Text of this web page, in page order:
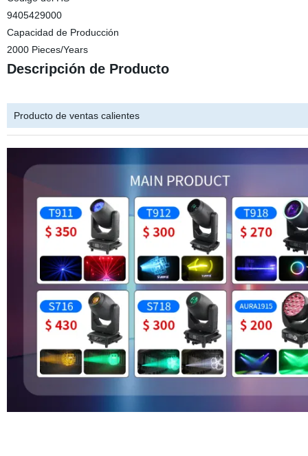
9405429000
Capacidad de Producción
2000 Pieces/Years
Descripción de Producto
Producto de ventas calientes